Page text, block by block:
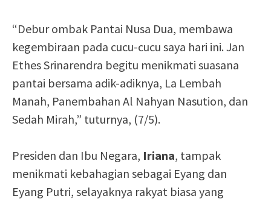
“Debur ombak Pantai Nusa Dua, membawa
kegembiraan pada cucu-cucu saya hari ini. Jan
Ethes Srinarendra begitu menikmati suasana
pantai bersama adik-adiknya, La Lembah
Manah, Panembahan Al Nahyan Nasution, dan
Sedah Mirah,” tuturnya, (7/5).
Presiden dan Ibu Negara, Iriana, tampak
menikmati kebahagian sebagai Eyang dan
Eyang Putri, selayaknya rakyat biasa yang